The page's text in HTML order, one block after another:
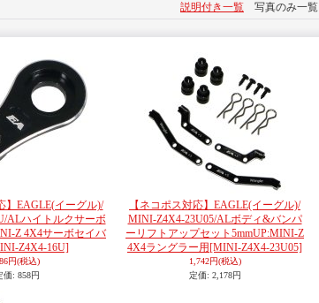
説明付き一覧 写真のみ一覧
】EAGLE(イーグル)/
ALハイトルクサーボ
Z 4X4サーボセイバ
Z4X4-16U]
円(税込)
価: 858円
【ネコポス対応】EAGLE(イーグル)/
MINI-Z4X4-23U05/ALボディ&バンパ
ーリフトアップセット5mmUP:MINI-Z
4X4ラングラー用 [MINI-Z4X4-23U05]
1,742円(税込)
定価: 2,178円